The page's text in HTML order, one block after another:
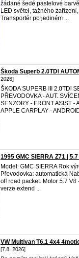
žádané šedé pastelové
LED světel, tažného
Transportér po jediném ...
Škoda Superb 2.0TDI
2026]
ŠKODA SUPERB III 2.0TDI
PŘEVODOVKA ​- AUT.
SENZORY ​- FRONT ASIST ​-
APPLE CARPLAY ​-
1995 GMC SIERRA Z71 | 5.7
Model: GMC SIERRA Rok
Převodovka: automatická
off road packet. Motor 5.7
verze extend ...
VW Multivan T6.1 4x4
[7.8. 2026]